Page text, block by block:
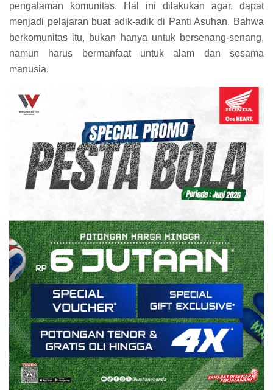
pengalaman komunitas. Hal ini dilakukan agar, dapat
menjadi pelajaran buat adik-adik di Panti Asuhan. Bahwa
berkomunitas itu, bukan hanya untuk bersenang-senang,
namun harus bermanfaat untuk alam dan sesama
manusia.